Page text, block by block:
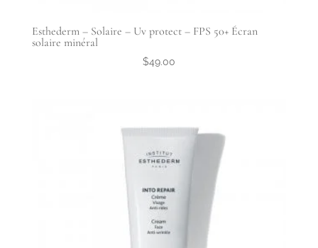
Esthederm – Solaire – Uv protect – FPS 50+ Écran
solaire minéral
$49.00